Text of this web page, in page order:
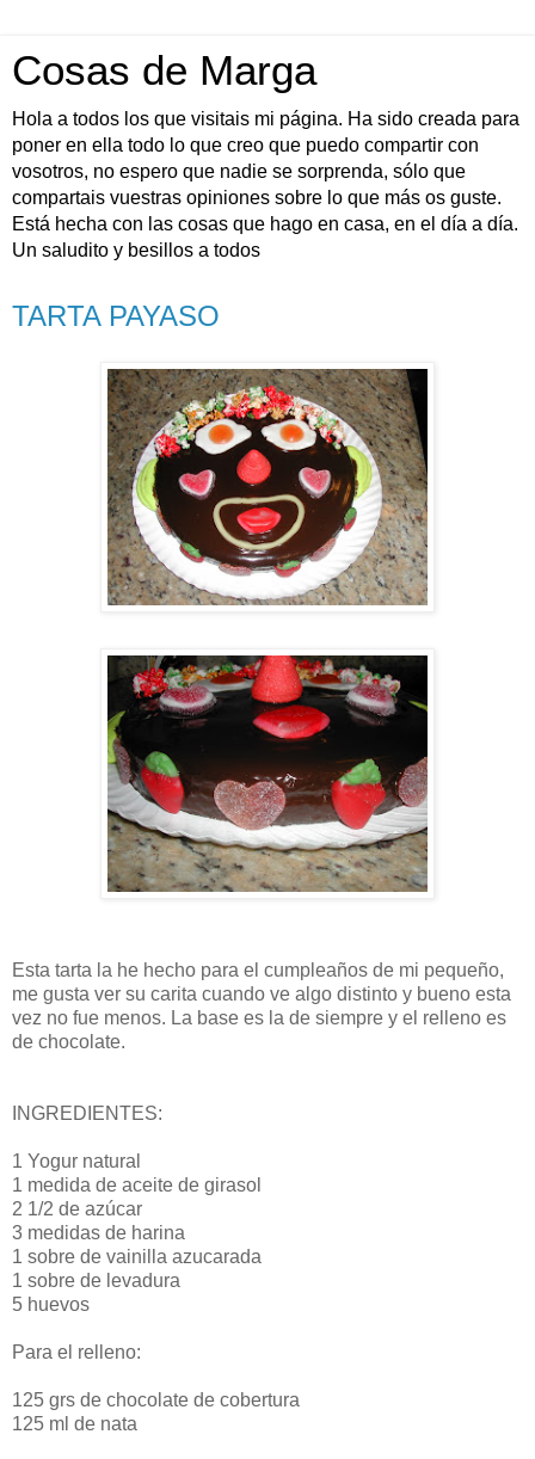
Cosas de Marga
Hola a todos los que visitais mi página. Ha sido creada para
poner en ella todo lo que creo que puedo compartir con
vosotros, no espero que nadie se sorprenda, sólo que
compartais vuestras opiniones sobre lo que más os guste.
Está hecha con las cosas que hago en casa, en el día a día.
Un saludito y besillos a todos
TARTA PAYASO
Esta tarta la he hecho para el cumpleaños de mi pequeño,
me gusta ver su carita cuando ve algo distinto y bueno esta
vez no fue menos. La base es la de siempre y el relleno es
de chocolate.
INGREDIENTES:
1 Yogur natural
1 medida de aceite de girasol
2 1/2 de azúcar
3 medidas de harina
1 sobre de vainilla azucarada
1 sobre de levadura
5 huevos
Para el relleno:
125 grs de chocolate de cobertura
125 ml de nata